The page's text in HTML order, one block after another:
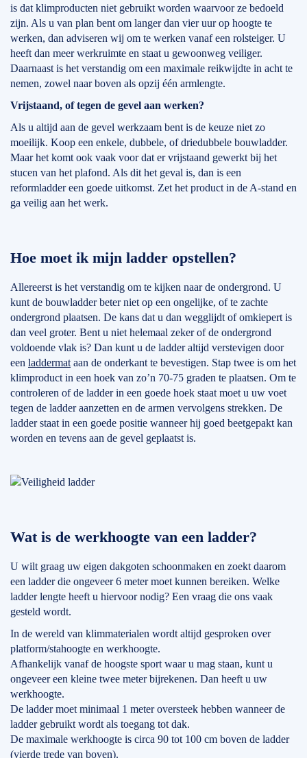
is dat klimproducten niet gebruikt worden waarvoor ze bedoeld
zijn. Als u van plan bent om langer dan vier uur op hoogte te
werken, dan adviseren wij om te werken vanaf een rolsteiger. U
heeft dan meer werkruimte en staat u gewoonweg veiliger.
Daarnaast is het verstandig om een maximale reikwijdte in acht te
nemen, zowel naar boven als opzij één armlengte.
Vrijstaand, of tegen de gevel aan werken?
Als u altijd aan de gevel werkzaam bent is de keuze niet zo
moeilijk. Koop een enkele, dubbele, of driedubbele bouwladder.
Maar het komt ook vaak voor dat er vrijstaand gewerkt bij het
stucen van het plafond. Als dit het geval is, dan is een
reformladder een goede uitkomst. Zet het product in de A-stand en
ga veilig aan het werk.
Hoe moet ik mijn ladder opstellen?
Allereerst is het verstandig om te kijken naar de ondergrond. U
kunt de bouwladder beter niet op een ongelijke, of te zachte
ondergrond plaatsen. De kans dat u dan wegglijdt of omkiepert is
dan veel groter. Bent u niet helemaal zeker of de ondergrond
voldoende vlak is? Dan kunt u de ladder altijd verstevigen door
een laddermat aan de onderkant te bevestigen. Stap twee is om het
klimproduct in een hoek van zo’n 70-75 graden te plaatsen. Om te
controleren of de ladder in een goede hoek staat moet u uw voet
tegen de ladder aanzetten en de armen vervolgens strekken. De
ladder staat in een goede positie wanneer hij goed beetgepakt kan
worden en tevens aan de gevel geplaatst is.
Wat is de werkhoogte van een ladder?
U wilt graag uw eigen dakgoten schoonmaken en zoekt daarom
een ladder die ongeveer 6 meter moet kunnen bereiken. Welke
ladder lengte heeft u hiervoor nodig? Een vraag die ons vaak
gesteld wordt.
In de wereld van klimmaterialen wordt altijd gesproken over
platform/stahoogte en werkhoogte.
Afhankelijk vanaf de hoogste sport waar u mag staan, kunt u
ongeveer een kleine twee meter bijrekenen. Dan heeft u uw
werkhoogte.
De ladder moet minimaal 1 meter oversteek hebben wanneer de
ladder gebruikt wordt als toegang tot dak.
De maximale werkhoogte is circa 90 tot 100 cm boven de ladder
(vierde trede van boven).